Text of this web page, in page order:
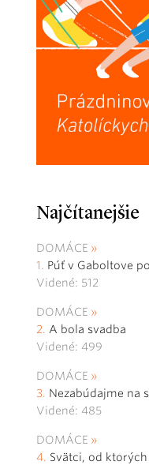
Najčítanejšie
DOMÁCE
Púť v Gaboltove
Videné: 512
DOMÁCE
A bola svadba
Videné: 499
DOMÁCE
Nezabúdajme na
Videné: 485
DOMÁCE
Svätci, od